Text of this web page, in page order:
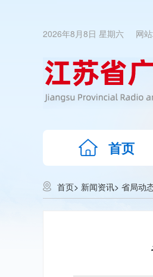
2026年8月8日 星期六 网
首页
首页> 新闻资讯> 省局动